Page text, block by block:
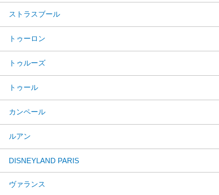
ストラスブール
トゥーロン
トゥルーズ
トゥール
カンペール
ルアン
DISNEYLAND PARIS
ヴァランス